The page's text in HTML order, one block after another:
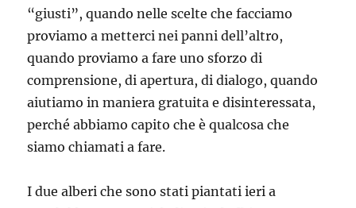
“giusti”, quando nelle scelte che facciamo
proviamo a metterci nei panni dell’altro,
quando proviamo a fare uno sforzo di
comprensione, di apertura, di dialogo, quando
aiutiamo in maniera gratuita e disinteressata,
perché abbiamo capito che è qualcosa che
siamo chiamati a fare.
I due alberi che sono stati piantati ieri a